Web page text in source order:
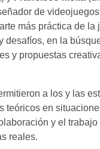
de
más práctica de la
desafíos, en la
y propuestas
a los y las
teóricos en
y el
reales.